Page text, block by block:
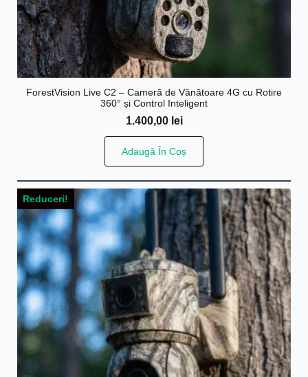
ForestVision Live C2 – Cameră de Vânătoare 4G cu Rotire
360° și Control Inteligent
1.400,00 lei
Adaugă În Coș
Reduceri!